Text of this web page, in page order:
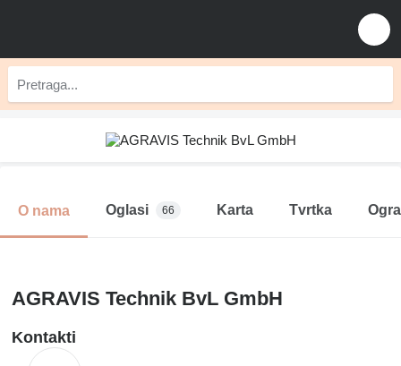
O nama Oglasi 66 Karta Tvrtka
AGRAVIS Technik BvL GmbH
Kontakti